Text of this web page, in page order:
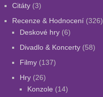
Citáty(3)
Recenze & Hodnocení(326)
Deskové hry(6)
Divadlo & Koncerty(58)
Filmy(137)
Hry(26)
Konzole (14)